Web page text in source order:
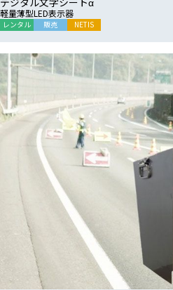
軽量薄型LED表示器
レンタル 販売 NETIS